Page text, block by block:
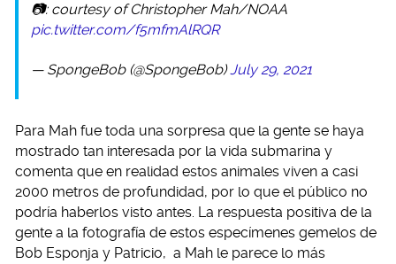
📷: courtesy of Christopher Mah/NOAA
pic.twitter.com/f5mfmAlRQR
— SpongeBob (@SpongeBob)July 29, 2021
Para Mah fue toda una sorpresa que la gente se haya
mostrado tan interesada por la vida submarina y
comenta que en realidad estos animales viven a casi
2000 metros de profundidad, por lo que el público no
podría haberlos visto antes. La respuesta positiva de la
gente a la fotografía de estos especímenes gemelos de
Bob Esponja y Patricio, a Mah le parece lo más